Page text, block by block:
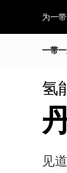
为一
一带
氢
见